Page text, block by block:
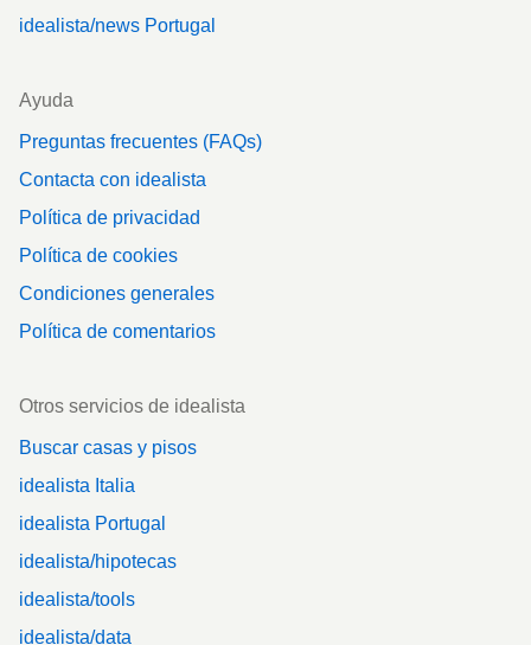
idealista/news Portugal
Ayuda
Preguntas frecuentes (FAQs)
Contacta con idealista
Política de privacidad
Política de cookies
Condiciones generales
Política de comentarios
Otros servicios de idealista
Buscar casas y pisos
idealista Italia
idealista Portugal
idealista/hipotecas
idealista/tools
idealista/data